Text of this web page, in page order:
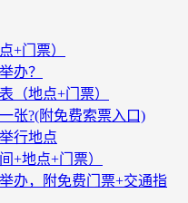
+门票）
办？
（地点+门票）
张?(附免费索票入口)
行地点
+地点+门票）
办，附免费门票+交通指